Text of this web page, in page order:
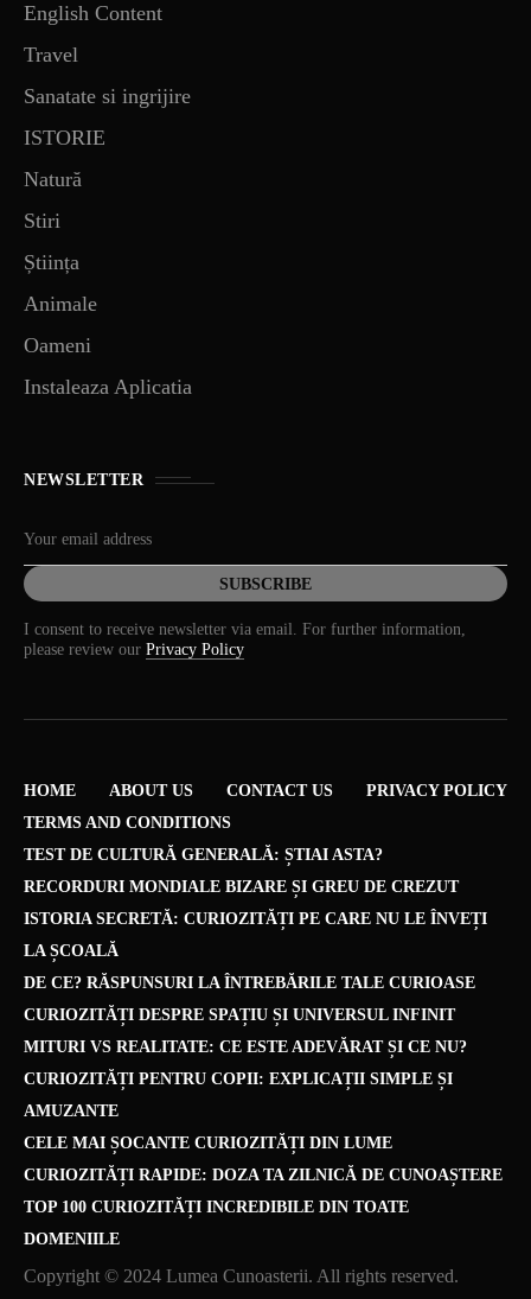
English Content
Travel
Sanatate si ingrijire
ISTORIE
Natură
Stiri
Știința
Animale
Oameni
Instaleaza Aplicatia
NEWSLETTER
I consent to receive newsletter via email. For further information,
please review our Privacy Policy
HOME ABOUT US CONTACT US
PRIVACY POLICY
TERMS AND CONDITIONS
TEST DE CULTURĂ GENERALĂ: ȘTIAI ASTA?
RECORDURI MONDIALE BIZARE ȘI GREU DE CREZUT
ISTORIA SECRETĂ: CURIOZITĂȚI PE CARE NU LE ÎNVEȚI
LA ȘCOALĂ
DE CE? RĂSPUNSURI LA ÎNTREBĂRILE TALE CURIOASE
CURIOZITĂȚI DESPRE SPAȚIU ȘI UNIVERSUL INFINIT
MITURI VS REALITATE: CE ESTE ADEVĂRAT ȘI CE NU?
CURIOZITĂȚI PENTRU COPII: EXPLICAȚII SIMPLE ȘI
AMUZANTE
CELE MAI ȘOCANTE CURIOZITĂȚI DIN LUME
CURIOZITĂȚI RAPIDE: DOZA TA ZILNICĂ DE CUNOAȘTERE
TOP 100 CURIOZITĂȚI INCREDIBILE DIN TOATE
DOMENIILE
Copyright © 2024 Lumea Cunoasterii. All rights reserved.